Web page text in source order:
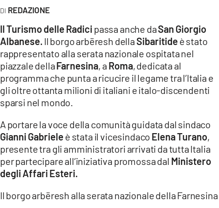
LACONAIR.IT
LACITYMAG.IT
ILREGGINO.IT
COSENZACHANNEL.IT
CATANZAROCHANNEL.IT
LACAPITALENEWS.IT
App
ANDROID
REDAZIONE
Il Turismo delle Radici passa anche daSan Giorgio
Albanese. Il borgo arbëresh dellaSibaritide è stato
rappresentato alla serata nazionale ospitata nel
piazzale dellaFarnesina, a Roma, dedicata al
programma che punta a ricucire il legame tra l’Italia e
gli oltre ottanta milioni di italiani e italo-discendenti
sparsi nel mondo.
A portare la voce della comunità guidata dal sindaco
Gianni Gabriele è stata il vicesindaco Elena Turano,
presente tra gli amministratori arrivati da tutta Italia
per partecipare all’iniziativa promossa dal Ministero
degli Affari Esteri.
Il borgo arbëresh alla serata nazionale della Farnesina